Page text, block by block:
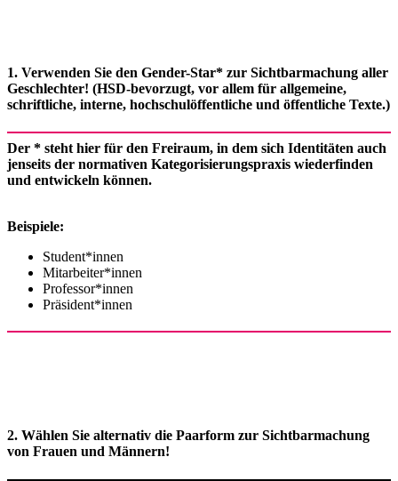
1. Verwenden Sie den Gender-Star* ​zur Sichtbarmachung aller
Geschlechter! (HSD-bevorzugt, vor allem für allgemeine,
schriftliche, interne, hochschulöffentliche und öffentliche Texte.)
Der * steht hier für den Freiraum, in dem sich Identitäten auch
jenseits der normativen Kategorisierungspraxis wiederfinden
und entwickeln können.
Beispiele:
Student*innen
Mitarbeiter*innen
Professor*innen
Präsident*innen
​​2. Wählen Sie alternativ die Paarform​ zur Sichtbarmachung
von Frauen und Männern!